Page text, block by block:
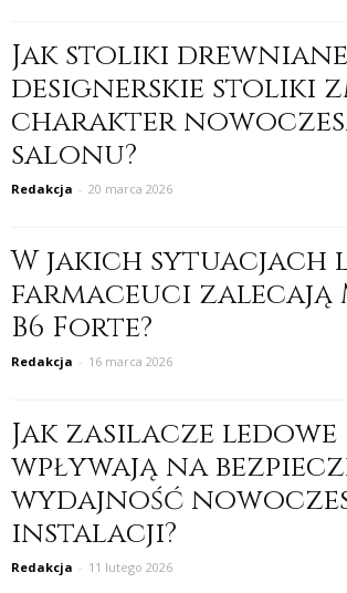
Jak stoliki
designerskie stoliki
charakter
salonu?
Redakcja - 20 marca 2026
W jakich sytuacjach
farmaceuci zalecają
B6 Forte?
Redakcja - 16 marca 2026
Jak zasilacze ledowe
wpływają na
wydajność
instalacji?
Redakcja - 11 lutego 2026